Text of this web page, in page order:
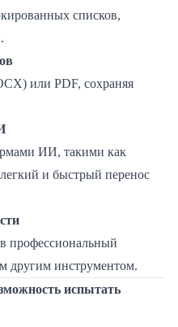
списков,
или PDF, сохраняя
ИИ, такими как
и быстрый перенос
профессиональный
другим инструментом.
испытать